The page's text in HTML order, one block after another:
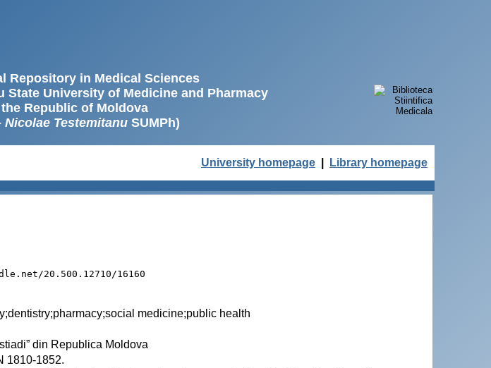
Repository in Medical Sciences
State University of Medicine and Pharmacy
Republic of Moldova
Nicolae TestemitanuSUMPh)
University homepage Library homepage
20.500.12710/16160
medicine;public health
din Republica Moldova
1810-1852.